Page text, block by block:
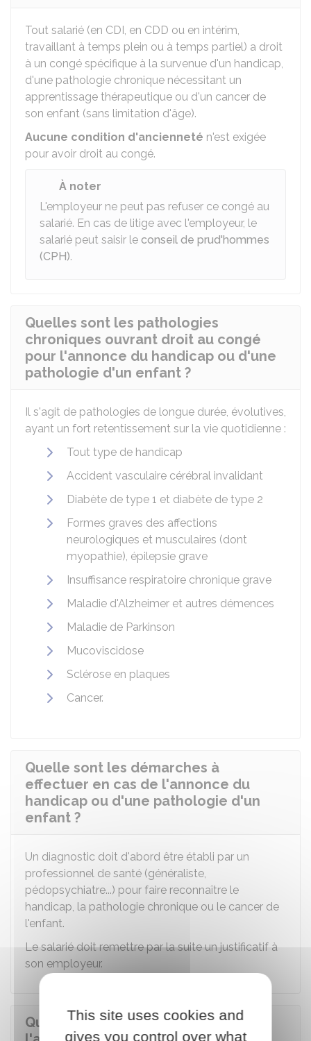
Tout salarié (en CDI, en CDD ou en intérim,
travaillant à temps plein ou à temps partiel) a droit
à un congé spécifique à la survenue d'un handicap,
d'une pathologie chronique nécessitant un
apprentissage thérapeutique ou d'un cancer de
son enfant (sans limitation d'âge).
Aucune condition d'ancienneté n'est exigée
pour avoir droit au congé.
À noter
L'employeur ne peut pas refuser ce congé au
salarié. En cas de litige avec l'employeur, le
salarié peut saisir le conseil de prud'hommes
(CPH).
Quelles sont les pathologies
chroniques ouvrant droit au congé
pour l'annonce du handicap ou d'une
pathologie d'un enfant ?
Il s'agit de pathologies de longue durée, évolutives,
ayant un fort retentissement sur la vie quotidienne :
Tout type de handicap
Accident vasculaire cérébral invalidant
Diabète de type 1 et diabète de type 2
Formes graves des affections
neurologiques et musculaires (dont
myopathie), épilepsie grave
Insuffisance respiratoire chronique grave
Maladie d'Alzheimer et autres démences
Maladie de Parkinson
Mucoviscidose
Sclérose en plaques
Cancer.
Quelle sont les démarches à
effectuer en cas de l'annonce du
handicap ou d'une pathologie d'un
enfant ?
Un diagnostic doit d'abord être établi par un
professionnel de santé (généraliste,
pédopsychiatre...) pour faire reconnaître le
handicap, la pathologie chronique ou le cancer de
l'enfant.
Le salarié doit remettre par la suite un justificatif à
son employeur.
Quelles est la durée du congé pour
This site uses cookies and
gives you control over what